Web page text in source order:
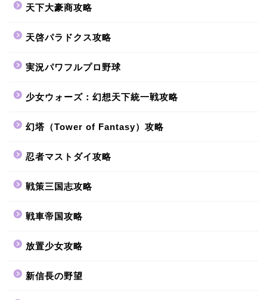
天下大豪商攻略
天啓パラドクス攻略
実況パワフルプロ野球
少女ウォーズ：幻想天下統一戦攻略
幻塔（Tower of Fantasy）攻略
忍者マストダイ攻略
戦策三国志攻略
戦車帝国攻略
放置少女攻略
新信長の野望